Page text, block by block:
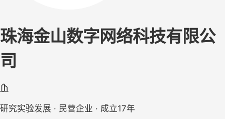
珠海金山数字网络科技有限公
司
研究实验发展 · 民营企业 · 成立17年